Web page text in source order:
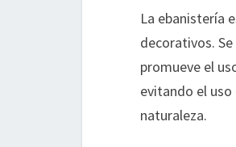
La ebanistería
decorativos.
promueve el
evitando el
naturaleza.